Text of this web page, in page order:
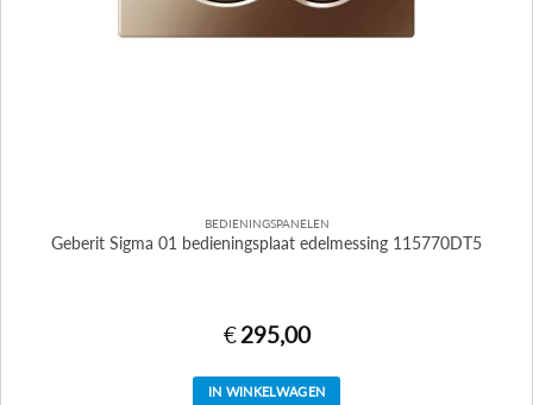
BEDIENINGSPANELEN
Geberit Sigma 01 bedieningsplaat edelmessing 115770DT5
€ 295,00
IN WINKELWAGEN